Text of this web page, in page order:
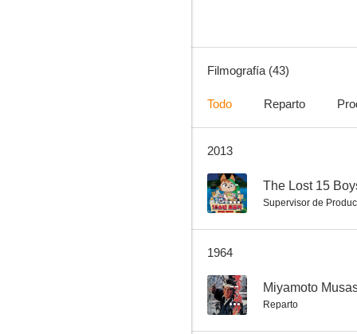
--
Filmografía (43)
Todo Reparto
2013
-- The Lost 15
Supervisor de
1964
--
Reparto